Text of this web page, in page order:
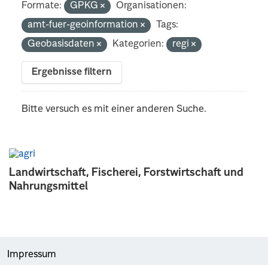
Landwirtschaft, Fischerei, Forstwirtschaft und
Nahrungsmittel
Formate: GPKG
Organisationen:
amt-fuer-geoinformation
Tags:
Geobasisdaten
Kategorien: regi
Ergebnisse filtern
Bitte versuch es mit einer anderen Suche.
Impressum